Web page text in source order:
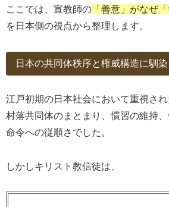
ここでは、宣教師の 「善意」がなぜ 「
を日本側の視点から整理します。
日本の共同体秩序と権威構造に馴
江戸初期の日本社会において重視され
村落共同体のまとまり、慣習の維持
命令への従順さでした。
しかしキリスト教信徒は、